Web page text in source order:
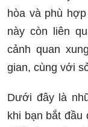
hòa và phù
này còn liên
cảnh quan
gian, cùng với
Dưới đây là
khi bạn bắt đầu